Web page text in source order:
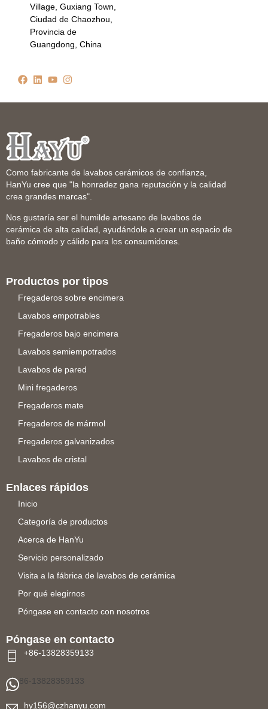
Village, Guxiang Town,
Ciudad de Chaozhou,
Provincia de
Guangdong, China
Como fabricante de lavabos cerámicos de confianza,
HanYu cree que "la honradez gana reputación y la calidad
crea grandes marcas".
Nos gustaría ser el humilde artesano de lavabos de
cerámica de alta calidad, ayudándole a crear un espacio de
baño cómodo y cálido para los consumidores.
Productos por tipos
Fregaderos sobre encimera
Lavabos empotrables
Fregaderos bajo encimera
Lavabos semiempotrados
Lavabos de pared
Mini fregaderos
Fregaderos mate
Fregaderos de mármol
Fregaderos galvanizados
Lavabos de cristal
Enlaces rápidos
Inicio
Categoría de productos
Acerca de HanYu
Servicio personalizado
Visita a la fábrica de lavabos de cerámica
Por qué elegirnos
Póngase en contacto con nosotros
Póngase en contacto
+86-13828359133
86-13828359133
hy156@czhanyu.com